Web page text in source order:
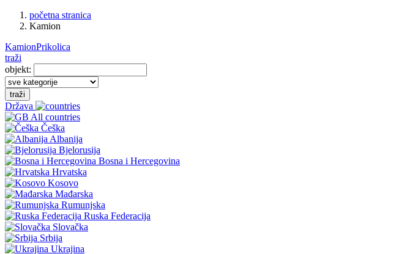
početna stranica
Kamion
KamionPrikolica
traži
objekt:
traži
Država
All countries
Češka
Albanija
Bjelorusija
Bosna i Hercegovina
Hrvatska
Kosovo
Mađarska
Rumunjska
Ruska Federacija
Slovačka
Srbija
Ukrajina